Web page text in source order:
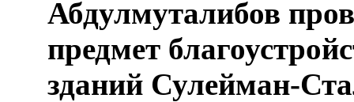
Абдулмуталибов
предмет
зданий Сулейман-